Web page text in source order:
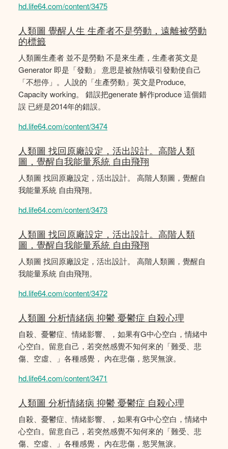
hd.life64.com/content/3475
人類圖 覺醒人生 生產者不是勞動，遠離被勞動
的標籤
人類圖生產者 並不是勞動 不是來生產，生產者英文是
Generator 即是「發動」 意思是被熱情吸引發動使自己
「不想停」。人說的「生產勞動」英文是Produce,
Capacity working。 錯誤把generate 解作produce 這個錯
誤 已經是2014年的錯誤。
hd.life64.com/content/3474
人類圖 找回原廠設定，活出設計。高階人類
圖，覺醒自我能量系統 自由飛翔
人類圖 找回原廠設定，活出設計。 高階人類圖，覺醒自
我能量系統 自由飛翔。
hd.life64.com/content/3473
人類圖 找回原廠設定，活出設計。高階人類
圖，覺醒自我能量系統 自由飛翔
人類圖 找回原廠設定，活出設計。 高階人類圖，覺醒自
我能量系統 自由飛翔。
hd.life64.com/content/3472
人類圖 分析情緒病 抑鬱 憂鬱症 自殺心理
自殺、憂鬱症、情緒影響、，如果有G中心空白，情緒中
心空白。留意自己，若突然感覺不知何來的「難受、悲
傷、空虛、」各種感覺， 內在悲傷，慾哭無淚。
hd.life64.com/content/3471
人類圖 分析情緒病 抑鬱 憂鬱症 自殺心理
自殺、憂鬱症、情緒影響、，如果有G中心空白，情緒中
心空白。留意自己，若突然感覺不知何來的「難受、悲
傷、空虛、」各種感覺， 內在悲傷，慾哭無淚。